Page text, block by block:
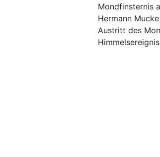
Mondfinsternis
Hermann
Austritt des